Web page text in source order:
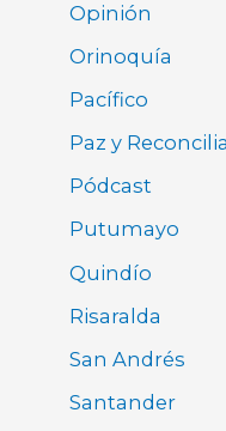
Opinión
Orinoquía
Pacífico
Paz y
Pódcast
Putumayo
Quindío
Risaralda
San Andrés
Santander